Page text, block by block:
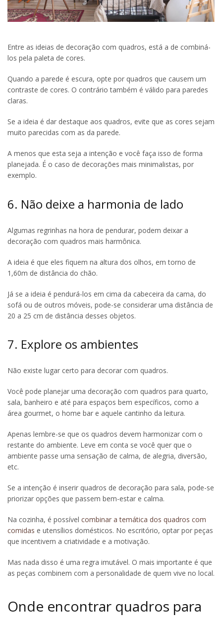
Entre as ideias de decoração com quadros, está a de combiná-
los pela paleta de cores.
Quando a parede é escura, opte por quadros que causem um
contraste de cores. O contrário também é válido para paredes
claras.
Se a ideia é dar destaque aos quadros, evite que as cores sejam
muito parecidas com as da parede.
A menos que esta seja a intenção e você faça isso de forma
planejada. É o caso de decorações mais minimalistas, por
exemplo.
6. Não deixe a harmonia de lado
Algumas regrinhas na hora de pendurar, podem deixar a
decoração com quadros mais harmônica.
A ideia é que eles fiquem na altura dos olhos, em torno de
1,60m de distância do chão.
Já se a ideia é pendurá-los em cima da cabeceira da cama, do
sofá ou de outros móveis, pode-se considerar uma distância de
20 a 25 cm de distância desses objetos.
7. Explore os ambientes
Não existe lugar certo para decorar com quadros.
Você pode planejar uma decoração com quadros para quarto,
sala, banheiro e até para espaços bem específicos, como a
área gourmet, o home bar e aquele cantinho da leitura.
Apenas lembre-se que os quadros devem harmonizar com o
restante do ambiente. Leve em conta se você quer que o
ambiente passe uma sensação de calma, de alegria, diversão,
etc.
Se a intenção é inserir quadros de decoração para sala, pode-se
priorizar opções que passem bem-estar e calma.
Na cozinha, é possível combinar a temática dos quadros com
comidas e utensílios domésticos. No escritório, optar por peças
que incentivem a criatividade e a motivação.
Mas nada disso é uma regra imutável. O mais importante é que
as peças combinem com a personalidade de quem vive no local.
Onde encontrar quadros para